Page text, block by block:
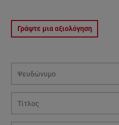
Γράψτε μια αξιολόγηση